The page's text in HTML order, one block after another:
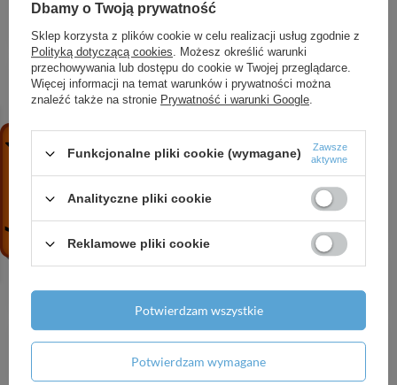
baterię, Piaskowy Beż Matowy
1 970,83 zł / szt.
AX Citterio Jednouchwytowa bateria
umywalkowa z uchwytem Pin, wylewką 220 mm i
płytką, ścienna, podtynkowa, Czarny Chrom
AX Citterio 3-otworowa bateria umywalkowa z
uchwytami krzyżowymi, płytką i wylewką 166
mm, ścienna, podtynkowa, Chrom
HG Vernis Shape Głowica prysznicowa 230 1jet,
/ szt.
HG Rebris E Zestaw jednouchwytowej baterii
Dbamy o Twoją prywatność
Sklep korzysta z plików cookie w celu realizacji usług zgodnie z
Polityką dotyczącą cookies. Możesz określić warunki
przechowywania lub dostępu do cookie w Twojej przeglądarce.
Więcej informacji na temat warunków i prywatności można
znaleźć także na stronie Prywatność i warunki Google.
Funkcjonalne pliki cookie (wymagane)
Zawsze
aktywne
Analityczne pliki cookie
Reklamowe pliki cookie
Potwierdzam wymagane
Potwierdzam wszystkie